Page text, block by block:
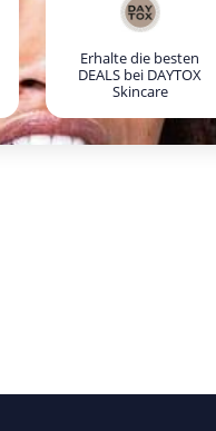
Erhalte die besten
DEALS bei DAYTOX
Skincare